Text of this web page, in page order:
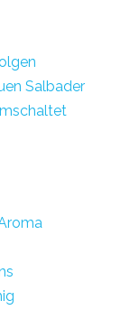
Salbader